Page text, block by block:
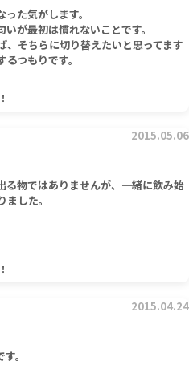
た気がします。
が最初は慣れないことです。
、そちらに切り替えたいと思ってます
つもりです。
2015.05.06
る物ではありませんが、一緒に飲み始
した。
2015.04.24
。